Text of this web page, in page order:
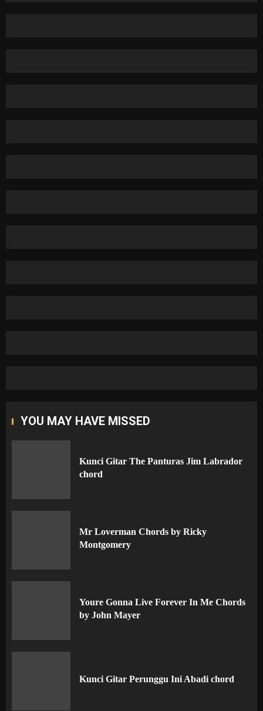
YOU MAY HAVE MISSED
Kunci Gitar The Panturas Jim Labrador
chord
Mr Loverman Chords by Ricky
Montgomery
Youre Gonna Live Forever In Me Chords
by John Mayer
Kunci Gitar Perunggu Ini Abadi chord